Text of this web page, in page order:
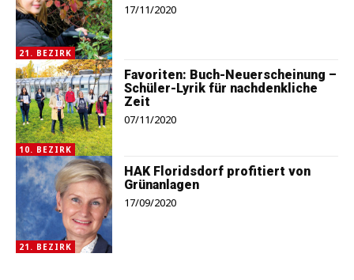
21. BEZIRK
17/11/2020
10. BEZIRK
Favoriten: Buch-Neuerscheinung –
Schüler-Lyrik für nachdenkliche
Zeit
07/11/2020
21. BEZIRK
HAK Floridsdorf profitiert von
Grünanlagen
17/09/2020